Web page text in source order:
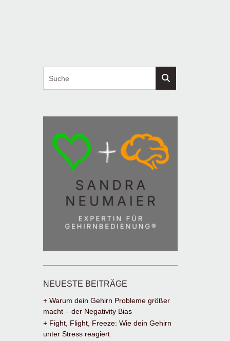
NEUESTE BEITRÄGE
+ Warum dein Gehirn Probleme größer
macht – der Negativity Bias
+ Fight, Flight, Freeze: Wie dein Gehirn
unter Stress reagiert